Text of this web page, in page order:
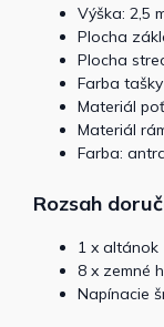
Výška: 2,5
Plocha
Plocha
Farba
Materiál
Materiál
Farba:
Rozsah
1 x altánok
8 x zemné
Napínacie